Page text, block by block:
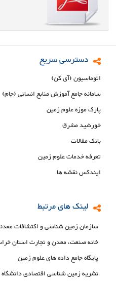
دسترسی سریع
اتوماسیون (آی کن)
سامانه جامع آموزش منابع انسانی (جام)
پارک موزه علوم زمین
خورشید مشرق
بانک مقالات
تعرفه خدمات علوم زمین
ایندکس نقشه ها
لینک های مرتبط
سازمان زمین شناسی و اکتشافات
خانه صنعت، معدن و تجارت استان
پایگاه جامع داده های علوم زمین
نشریه زمین شناسی اقتصادی